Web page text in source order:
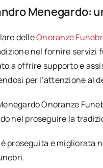
Menegardo: u
delleOnoranze
nel fornire servizi
a offrire supporto e
per l’attenzione al
Onoranze
nel proseguire la
è proseguita e migliorata